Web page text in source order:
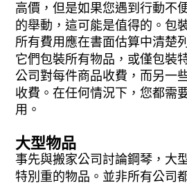
高價，但是如果您遇到行動不
的舉動，這可能是值得的。包
所有費用應在書面估算中清楚
它們包裝所有物品，或僅包裝
公司對每件商品收費，而另一
收費。在任何情況下，您都需
用。
大型物品
事先與搬家公司討論鋼琴，大
特別重的物品。並非所有公司